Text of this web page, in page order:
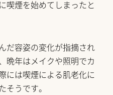
喫煙を始めてしまったと
だ容姿の変化が指摘され
晩年はメイクや照明でカ
には喫煙による肌老化に
そうです。